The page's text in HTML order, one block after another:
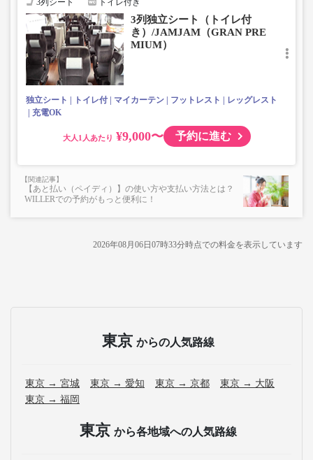
■お預かりできない荷物（貴重品以外は車内持ち込みも不
可）
楽器・自転車（折りたたみ含む）・ボード等の大きな荷
物、壊れ物、危険物、貴重品、ペット、
上記「トランクにてお預かりできる荷物」の条件を満たさ
3列シート トイレ付き
3列独立シート（トイレ付
き）/JAMJAM（GRAN PRE
MIUM）
独立シート トイレ付 マイカーテン フットレスト
レッグレスト
充電OK
大人 ¥9,000〜 予約に進む
【あと払い（ペイディ）】の使い方や支払い方法とは？
WILLERでの予約がもっと便利に！
2026年08月06日07時33分時点での料金を表示しています
東京 からの人気路線
東京 → 宮城 東京 → 愛知 東京 → 京都
東京 → 大阪
東京 → 福岡
東京 から各地域への人気路線